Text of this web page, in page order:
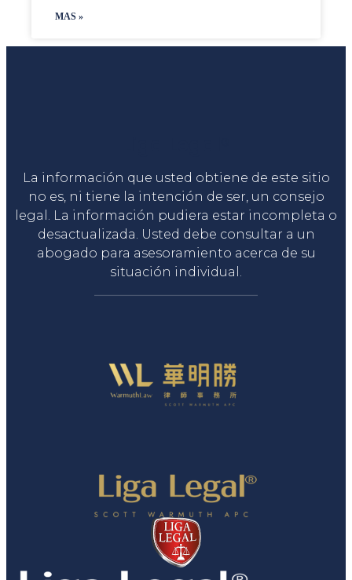
MAS »
La información que usted obtiene de este sitio
no es, ni tiene la intención de ser, un consejo
legal. La información pudiera estar incompleta o
desactualizada. Usted debe consultar a un
abogado para asesoramiento acerca de su
situación individual.